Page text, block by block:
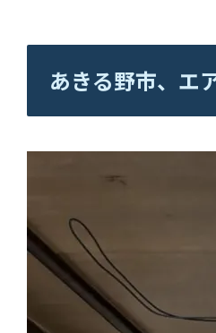
あきる野市、エ